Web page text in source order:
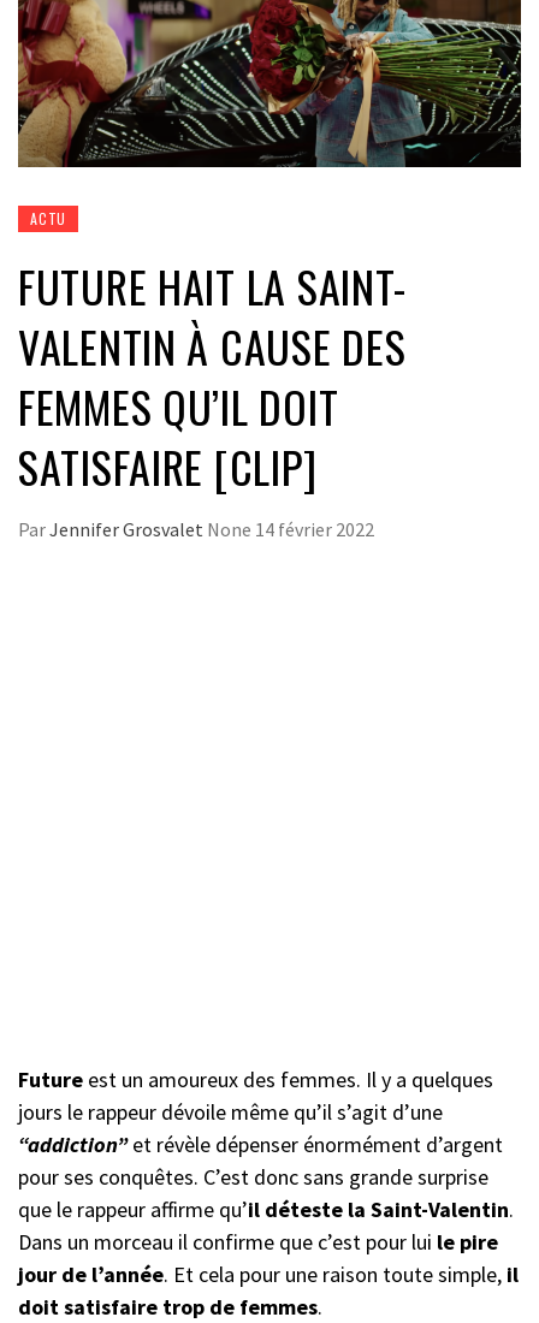
ACTU
FUTURE HAIT LA SAINT-
VALENTIN À CAUSE DES
FEMMES QU’IL DOIT
SATISFAIRE [CLIP]
ParJennifer Grosvalet None 14 février 2022
Future est un amoureux des femmes. Il y a quelques
jours le rappeur dévoile même qu’il s’agit d’une
“addiction”et révèle dépenser énormément d’argent
pour ses conquêtes. C’est donc sans grande surprise
que le rappeur affirme qu’il déteste la Saint-Valentin.
Dans un morceau il confirme que c’est pour lui le pire
jour de l’année. Et cela pour une raison toute simple, il
doit satisfaire trop de femmes.